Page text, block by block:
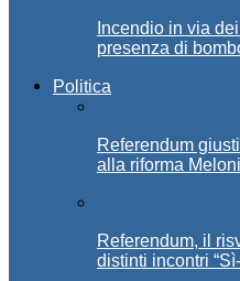
Incendio in via
presenza di
Politica
Referendum
alla riforma
Referendum, il
distinti incontri